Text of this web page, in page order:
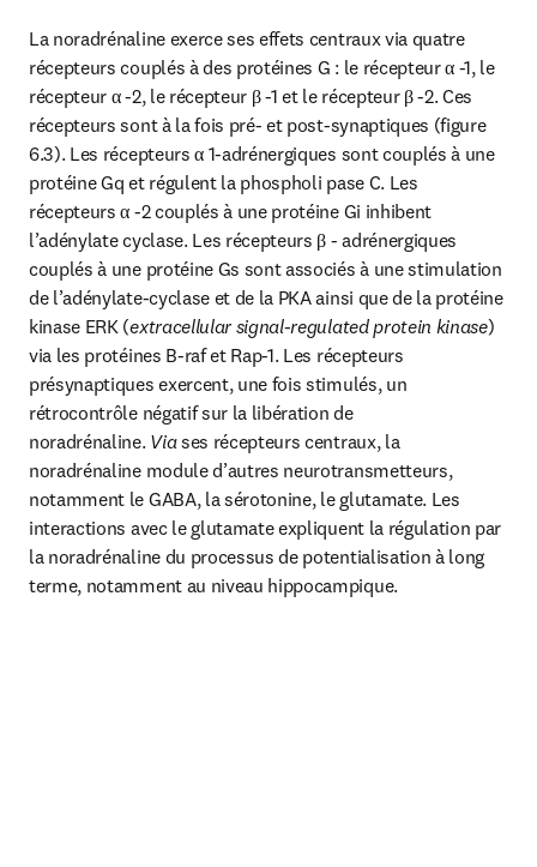
La noradrénaline exerce ses effets centraux via quatre
récepteurs couplés à des protéines G : le récepteur α -1, le
récepteur α -2, le récepteur β -1 et le récepteur β -2. Ces
récepteurs sont à la fois pré- et post-synaptiques (figure
6.3). Les récepteurs α 1-adrénergiques sont couplés à une
protéine Gq et régulent la phospholi pase C. Les
récepteurs α -2 couplés à une protéine Gi inhibent
l’adénylate cyclase. Les récepteurs β - adrénergiques
couplés à une protéine Gs sont associés à une stimulation
de l’adénylate-cyclase et de la PKA ainsi que de la protéine
kinase ERK (extracellular signal-regulated protein kinase)
via les protéines B-raf et Rap-1. Les récepteurs
présynaptiques exercent, une fois stimulés, un
rétrocontrôle négatif sur la libération de
noradrénaline. Via ses récepteurs centraux, la
noradrénaline module d’autres neurotransmetteurs,
notamment le GABA, la sérotonine, le glutamate. Les
interactions avec le glutamate expliquent la régulation par
la noradrénaline du processus de potentialisation à long
terme, notamment au niveau hippocampique.